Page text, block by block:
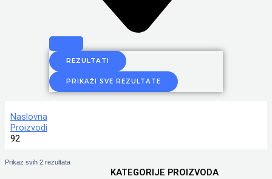
REZULTATI
PRIKAŽI SVE REZULTATE
Naslovna
Proizvodi
92
Prikaz svih 2 rezultata
KATEGORIJE PROIZVODA